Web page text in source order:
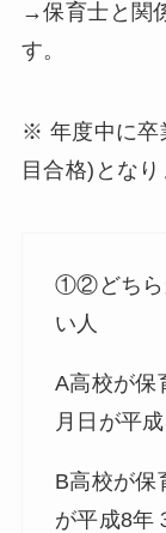
→保育士と関
す。
※ 年度中に卒
目合格)となり
①②どちら
い人
A高校が保
月日が平
B高校が保
が平成8年